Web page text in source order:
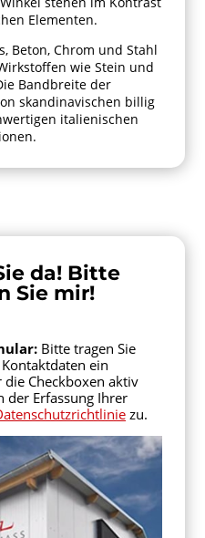
Elementen.
Beton, Chrom und Stahl
wie Stein und
Bandbreite der
skandinavischen billig
italienischen
da! Bitte
Sie mir!
Bitte tragen Sie
ein
Checkboxen aktiv
der Erfassung Ihrer
zu.